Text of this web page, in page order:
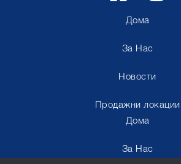
Дома
За Нас
Новости
Продажни локации
Дома
За Нас